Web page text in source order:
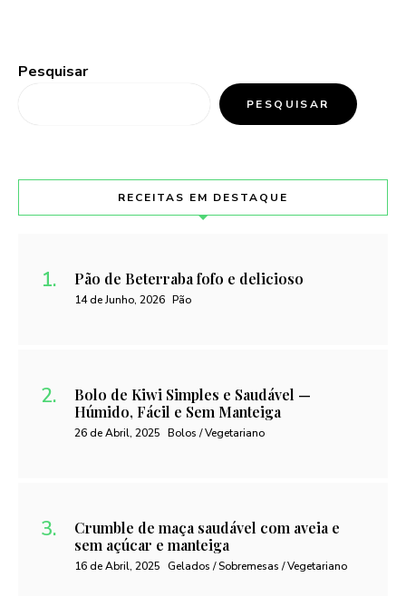
Pesquisar
PESQUISAR
RECEITAS EM DESTAQUE
Pão de Beterraba fofo e delicioso
14 de Junho, 2026 Pão
Bolo de Kiwi Simples e Saudável —
Húmido, Fácil e Sem Manteiga
26 de Abril, 2025 Bolos / Vegetariano
Crumble de maça saudável com aveia e
sem açúcar e manteiga
16 de Abril, 2025 Gelados / Sobremesas / Vegetariano